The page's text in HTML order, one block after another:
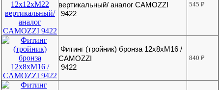
вертикальный/ аналог CAMOZZI
9422
545₽
Фитинг (тройник) бронза 12х8хМ16 /
CAMOZZI
9422
840₽